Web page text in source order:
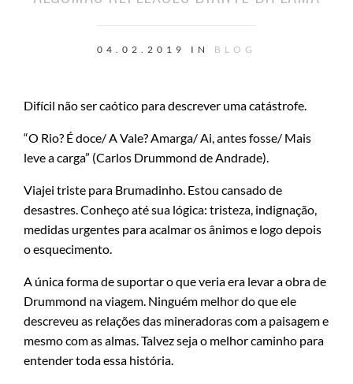
04.02.2019 IN BLOG
Difícil não ser caótico para descrever uma catástrofe.
“O Rio? É doce/ A Vale? Amarga/ Ai, antes fosse/ Mais
leve a carga” (Carlos Drummond de Andrade).
Viajei triste para Brumadinho. Estou cansado de
desastres. Conheço até sua lógica: tristeza, indignação,
medidas urgentes para acalmar os ânimos e logo depois
o esquecimento.
A única forma de suportar o que veria era levar a obra de
Drummond na viagem. Ninguém melhor do que ele
descreveu as relações das mineradoras com a paisagem e
mesmo com as almas. Talvez seja o melhor caminho para
entender toda essa história.